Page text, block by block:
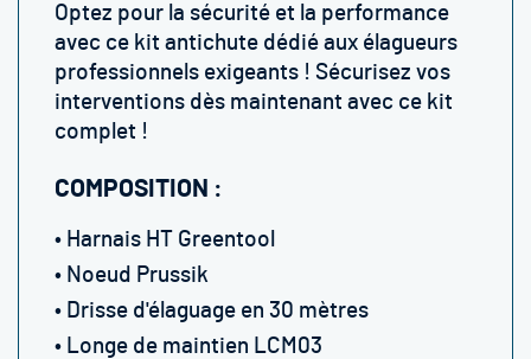
Optez pour la sécurité et la performance
avec ce kit antichute dédié aux élagueurs
professionnels exigeants ! Sécurisez vos
interventions dès maintenant avec ce kit
complet !
COMPOSITION :
• Harnais HT Greentool
• Noeud Prussik
• Drisse d'élaguage en 30 mètres
• Longe de maintien LCM03